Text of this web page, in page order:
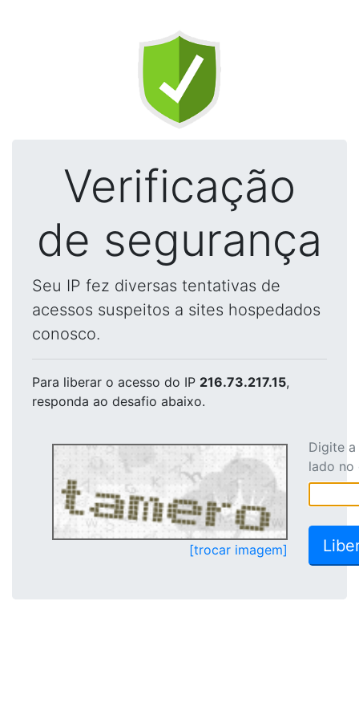
Verificação
de segurança
Seu IP fez diversas tentativas de
acessos suspeitos a sites hospedados
conosco.
Para liberar o acesso do IP 216.73.217.15,
responda ao desafio abaixo.
[trocar imagem]
Digite
lado no